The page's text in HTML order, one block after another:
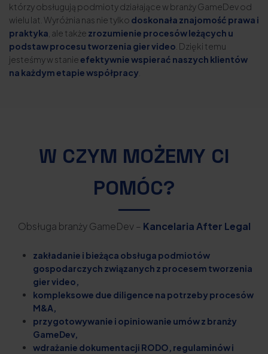
którzy obsługują podmioty działające w branży GameDev od
wielu lat. Wyróżnia nas nie tylko doskonała znajomość prawa i
praktyka , ale także zrozumienie procesów leżących u
podstaw procesu tworzenia gier video . Dzięki temu
jesteśmy w stanieefektywnie wspierać naszych klientów
na każdym etapie współpracy
W CZYM MOŻEMY CI
POMÓC?
Obsługa branży GameDev – Kancelaria After Legal
zakładanie i bieżąca obsługa podmiotów
gospodarczych związanych z procesem tworzenia
gier video,
kompleksowe due diligence na potrzeby procesów
M&A,
przygotowywanie i opiniowanie umów z branży
GameDev,
wdrażanie dokumentacji RODO, regulaminów i